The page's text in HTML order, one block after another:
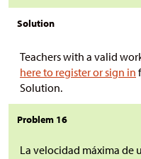
Solution
Teachers with a valid
here to register or sign in
Solution.
Problem 16
La velocidad máxima de